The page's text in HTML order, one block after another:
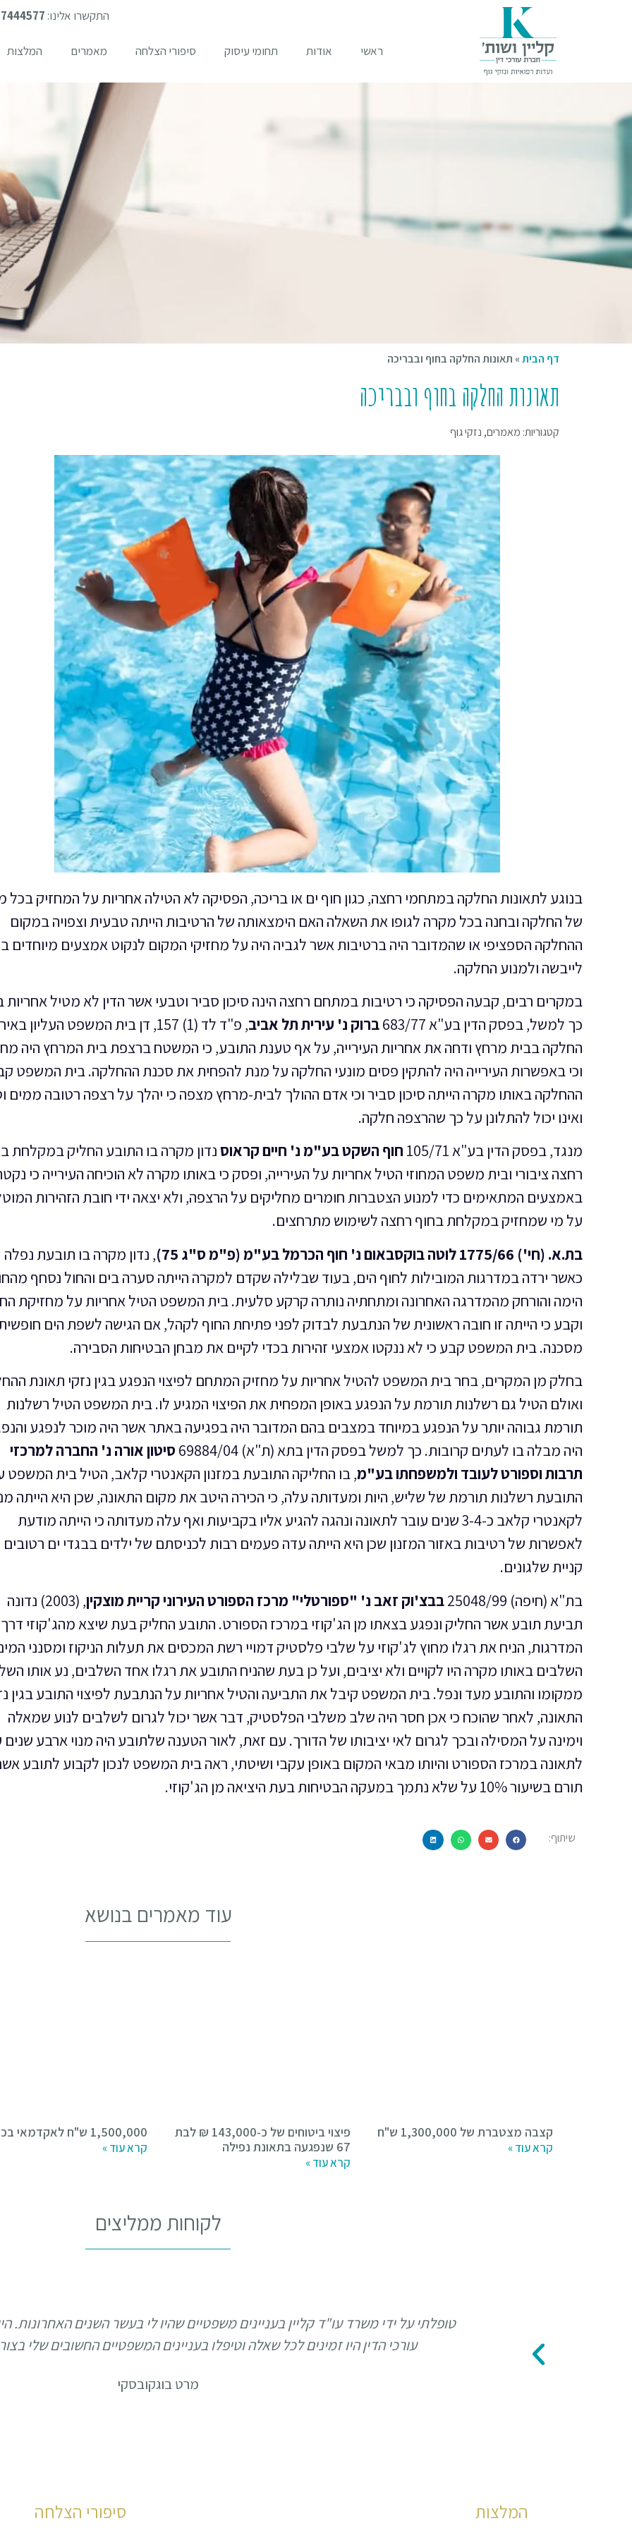
התקשרו אלינו:
ראשי אודות תחומי עיסוק סיפורי הצלחה מאמרים המלצות
דף הבית» תאונות החלקה בחוף ובבריכה
תאונות החלקה בחוף ובבריכה
קטגוריות: מאמרים, נזקי גוף
בנוגע לתאונות החלקה במתחמי רחצה, כגון חוף ים או בריכה, הפסיקה לא הטילה אחריות על המחזיק בכל
של החלקה ובחנה בכל מקרה לגופו את השאלה האם הימצאותה של הרטיבות הייתה טבעית וצפויה במקום
ההחלקה הספציפי או שהמדובר היה ברטיבות אשר לגביה היה על מחזיקי המקום לנקוט אמצעים מיוחדים
לייבשה ולמנוע החלקה.
במקרים רבים, קבעה הפסיקה כי רטיבות במתחם רחצה הינה סיכון סביר וטבעי אשר הדין לא מטיל אחריות
כך למשל, בפסק הדין בע"א 683/77
ברוק נ' עירית תל אביב
, פ"ד לד (1) 157, דן בית המשפט העליון
החלקה בבית מרחץ ודחה את אחריות העירייה, על אף טענת התובע, כי המשטח ברצפת בית המרחץ היה
וכי באפשרות העירייה היה להתקין פסים מונעי החלקה על מנת להפחית את סכנת ההחלקה. בית המשפט
ההחלקה באותו מקרה הייתה סיכון סביר וכי אדם ההולך לבית-מרחץ מצפה כי יהלך על רצפה רטובה ממים
ואינו יכול להתלונן על כך שהרצפה חלקה.
מנגד, בפסק הדין בע"א 105/71
חוף השקט בע"מ נ' חיים קראוסנדון מקרה בו התובע החליק במקלחת
רחצה ציבורי ובית משפט המחוזי הטיל אחריות על העירייה, ופסק כי באותו מקרה לא הוכיחה העירייה כי
באמצעים המתאימים כדי למנוע הצטברות חומרים מחליקים על הרצפה, ולא יצאה ידי חובת הזהירות
על מי שמחזיק במקלחת בחוף רחצה לשימוש מתרחצים.
בת.א. (חי') 1775/66 לוטה בוקסבאום נ' חוף הכרמל בע"מ (פ"מ ס"ג 75)
, נדון מקרה בו תובעת נפלה
כאשר ירדה במדרגות המובילות לחוף הים, בעוד שבלילה שקדם למקרה הייתה סערה בים והחול נסחף
הימה והורחק מהמדרגה האחרונה ומתחתיה נותרה קרקע סלעית. בית המשפט הטיל אחריות על מחזיקת
וקבע כי הייתה זו חובה ראשונית של הנתבעת לבדוק לפני פתיחת החוף לקהל, אם הגישה לשפת הים
מסכנה. בית המשפט קבע כי לא ננקטו אמצעי זהירות בכדי לקיים את מבחן הבטיחות הסבירה.
בחלק מן המקרים, בחר בית המשפט להטיל אחריות על מחזיק המתחם לפיצוי הנפגע בגין נזקי תאונת
ואולם הטיל גם רשלנות תורמת על הנפגע באופן המפחית את הפיצוי המגיע לו. בית המשפט הטיל רשלנות
תורמת גבוהה יותר על הנפגע במיוחד במצבים בהם המדובר היה בפגיעה באתר אשר היה מוכר לנפגע
היה מבלה בו לעתים קרובות. כך למשל בפסק הדין בתא (ת"א) 69884/04
סיטון אורה נ' החברה למרכזי
תרבות וספורט לעובד ולמשפחתו בע"מ, בו החליקה התובעת במזנון הקאנטרי קלאב, הטיל בית המשפט
התובעת רשלנות תורמת של שליש, היות ומעדותה עלה, כי הכירה היטב את מקום התאונה, שכן היא הייתה
לקאנטרי קלאב כ-3-4 שנים עובר לתאונה ונהגה להגיע אליו בקביעות ואף עלה מעדותה כי הייתה מודעת
לאפשרות של רטיבות באזור המזנון שכן היא הייתה עדה פעמים רבות לכניסתם של ילדים בבגדי ים
קניית שלגונים.
בת"א (חיפה) 25048/99
בבצ'וק זאב נ' "ספורטלי" מרכז הספורט העירוני קריית מוצקין
, (2003) נדונה
תביעת תובע אשר החליק ונפגע בצאתו מן הג'קוזי במרכז הספורט. התובע החליק בעת שיצא מהג'קוזי
המדרגות, הניח את רגלו מחוץ לג'קוזי על שלבי פלסטיק דמויי רשת המכסים את תעלות הניקוז ומסנני
השלבים באותו מקרה היו לקויים ולא יציבים, ועל כן בעת שהניח התובע את רגלו אחד השלבים, נע אותו
ממקומו והתובע מעד ונפל. בית המשפט קיבל את התביעה והטיל אחריות על הנתבעת לפיצוי התובע בגין
התאונה, לאחר שהוכח כי אכן חסר היה שלב משלבי הפלסטיק, דבר אשר יכול לגרום לשלבים לנוע שמאלה
וימינה על המסילה ובכך לגרום לאי יציבותו של הדורך. עם זאת, לאור הטענה שלתובע היה מנוי ארבע שנים
לתאונה במרכז הספורט והיותו מבאי המקום באופן עקבי ושיטתי, ראה בית המשפט לנכון לקבוע לתובע
תורם בשיעור 10% על שלא נתמך במעקה הבטיחות בעת היציאה מן הג'קוזי.
שיתוף:
עוד מאמרים בנושא
קצבה מצטברת של 1,300,000 ש"ח
קרא עוד »
פיצוי ביטוחים של כ-143,000 ₪ לבת
67 שנפגעה בתאונת נפילה
קרא עוד »
1,500,000 ש"ח לאקדמאי בכיר
קרא עוד »
לקוחות ממליצים
טופלתי על ידי משרד עו"ד קליין בעניינים משפטיים שהיו לי בעשר השנים האחרונות.
עורכי הדין היו זמינים לכל שאלה וטיפלו בעניינים המשפטיים החשובים שלי
מרט בוגקובסקי
המלצות סיפורי הצלחה